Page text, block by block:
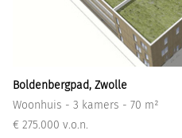
Boldenbergpad, Zwolle
Woonhuis - 3 kamers - 70 m²
€ 275.000 v.o.n.